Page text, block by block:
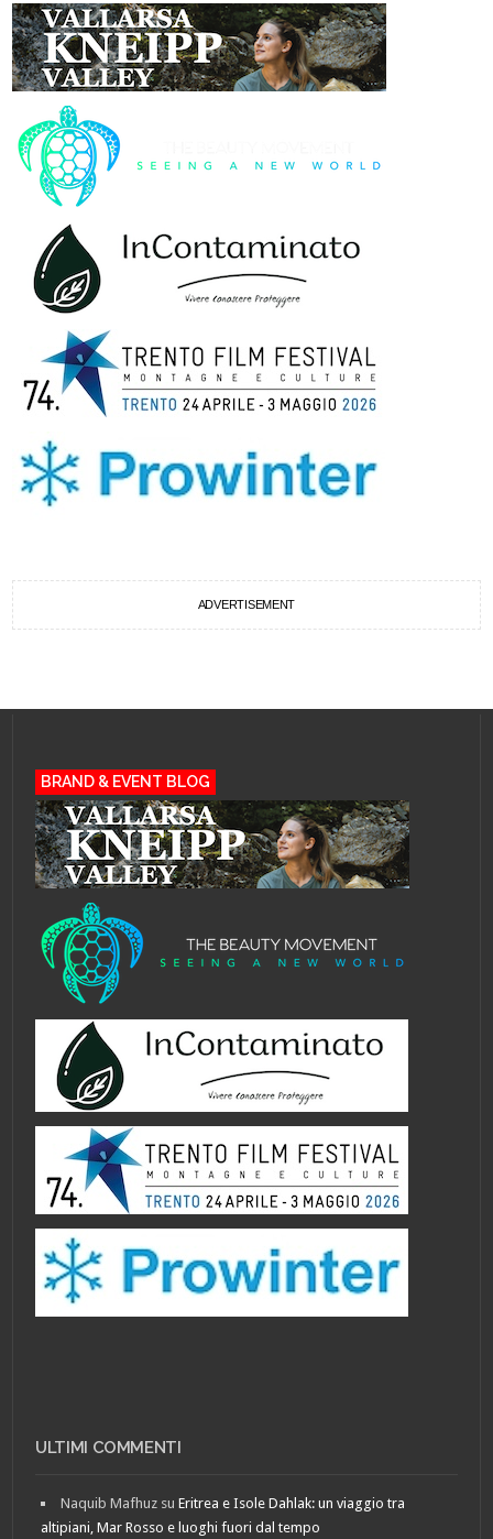
ADVERTISEMENT
BRAND & EVENT BLOG
ULTIMI COMMENTI
Naquib Mafhuz suEritrea e Isole Dahlak: un viaggio tra
altipiani, Mar Rosso e luoghi fuori dal tempo